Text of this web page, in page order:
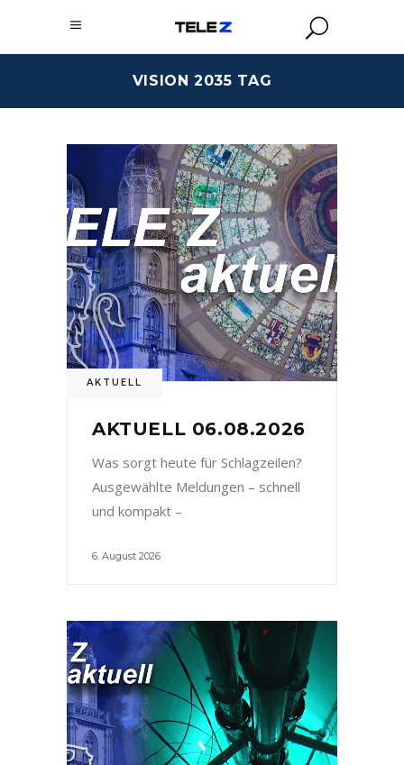
VISION 2035 TAG
AKTUELL
AKTUELL 06.08.2026
Was sorgt heute für Schlagzeilen?
Ausgewählte Meldungen – schnell
und kompakt –
6. August 2026